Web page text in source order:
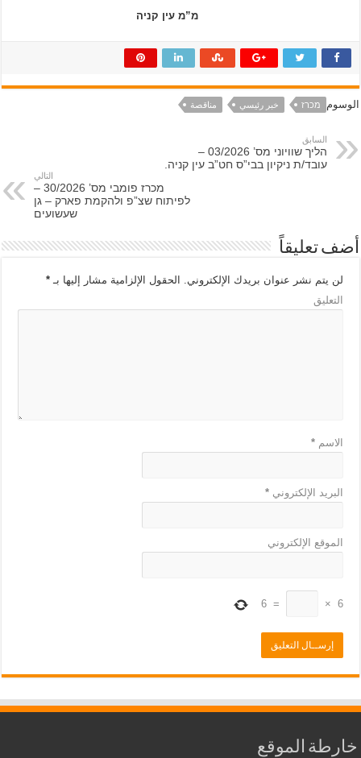
מ”מ עין קניה
الوسوم מכרז خبر رئيسي مناقصة
السابق
הליך שוויוני מס’ 03/2026 –
עובד/ת ניקיון בבי”ס חט”ב עין קניה.
التالي
מכרז פומבי מס’ 30/2026 –
לפיתוח שצ”פ ולהקמת פארק – גן
שעשועים
أضف تعليقاً
لن يتم نشر عنوان بريدك الإلكتروني. الحقول الإلزامية مشار إليها بـ*
التعليق
الاسم*
البريد الإلكتروني*
الموقع الإلكتروني
6
×
=
6
خارطة الموقع